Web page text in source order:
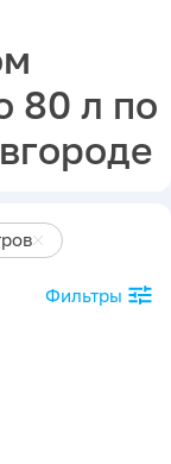
80 л по
Фильтры